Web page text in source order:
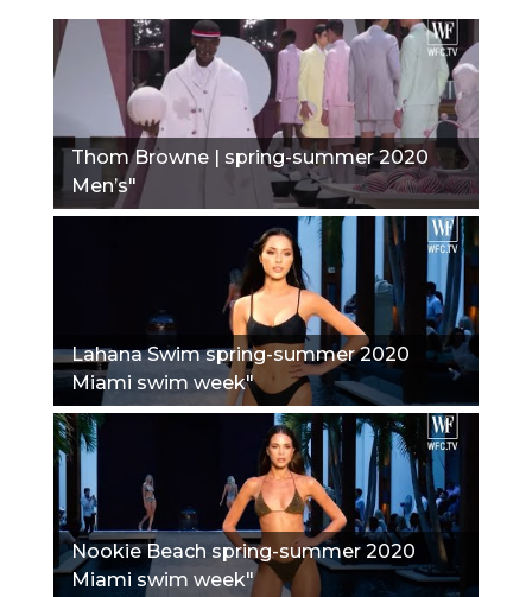
Thom Browne | spring-summer 2020
Men’s"
Lahana Swim spring-summer 2020
Miami swim week"
Nookie Beach spring-summer 2020
Miami swim week"